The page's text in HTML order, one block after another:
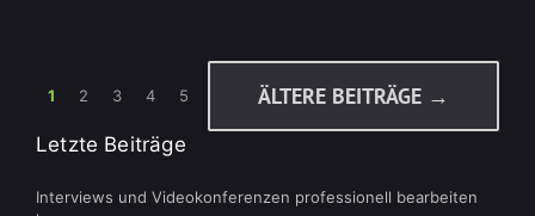
1 2 3 4 5 ÄLTERE BEITRÄGE →
Letzte Beiträge
Interviews und Videokonferenzen professionell bearbeiten